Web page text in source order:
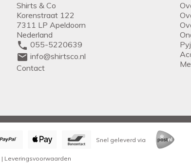
Shirts & Co
Korenstraat 122
7311 LP Apeldoorn
Nederland
phone 055-5220639
mail info@shirtsco.nl
Contact
Snel geleverd via
| Leveringsvoorwaarden